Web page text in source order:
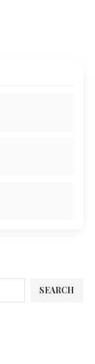
SEARCH